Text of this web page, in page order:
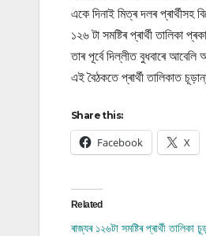
একে দিনাই মিত্ৰ দলৰ প্ৰাৰ্থীসহ
১২৬ টা সমষ্টিৰ প্ৰাৰ্থী তালিকা
তাৰ পূৰ্বে দিল্লীত বুধবাৰে আবেলি
এই বৈঠকতে প্ৰাৰ্থী তালিকাত
Share this:
Facebook X
Related
ৰাজ্যৰ ১২৬টা সমষ্টিৰ প্ৰাৰ্থী তালিকা